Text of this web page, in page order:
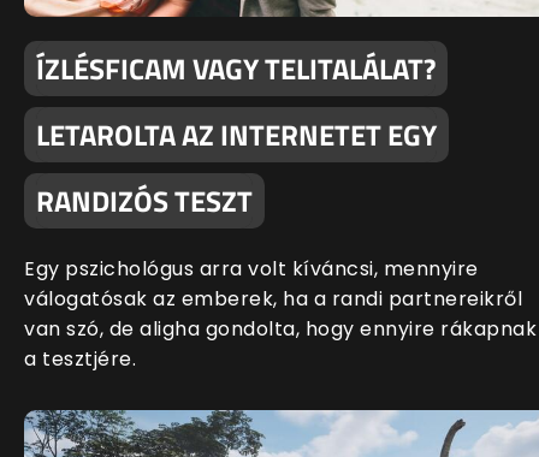
ÍZLÉSFICAM VAGY TELITALÁLAT?
LETAROLTA AZ INTERNETET EGY
RANDIZÓS TESZT
Egy pszichológus arra volt kíváncsi, mennyire
válogatósak az emberek, ha a randi partnereikről
van szó, de aligha gondolta, hogy ennyire rákapnak
a tesztjére.